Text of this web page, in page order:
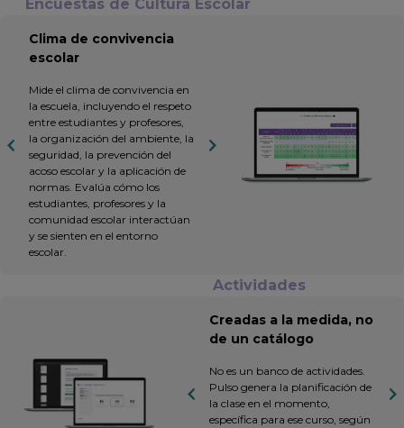
Encuestas de Cultura Escolar
Clima de convivencia
escolar
Mide el clima de convivencia en
la escuela, incluyendo el respeto
entre estudiantes y profesores,
la organización del ambiente, la
seguridad, la prevención del
acoso escolar y la aplicación de
normas. Evalúa cómo los
estudiantes, profesores y la
comunidad escolar interactúan
y se sienten en el entorno
escolar.
Actividades
Creadas a la medida, no
de un catálogo
No es un banco de actividades.
Pulso genera la planificación de
la clase en el momento,
específica para ese curso, según